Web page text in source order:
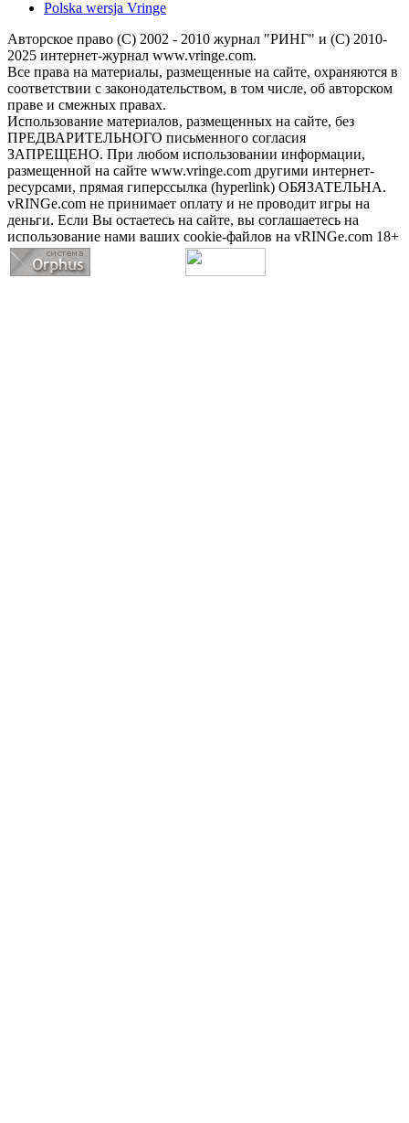
Polska wersja Vringe
Авторское право (С) 2002 - 2010 журнал "РИНГ" и (С) 2010-
2025 интернет-журнал www.vringe.com.
Все права на материалы, размещенные на сайте, охраняются в
соответствии с законодательством, в том числе, об авторском
праве и смежных правах.
Использование материалов, размещенных на сайте, без
ПРЕДВАРИТЕЛЬНОГО письменного согласия
ЗАПРЕЩЕНО. При любом использовании информации,
размещенной на сайте www.vringe.com другими интернет-
ресурсами, прямая гиперссылка (hyperlink) ОБЯЗАТЕЛЬНА.
vRINGe.com не принимает оплату и не проводит игры на
деньги. Если Вы остаетесь на сайте, вы соглашаетесь на
использование нами ваших cookie-файлов на vRINGe.com 18+